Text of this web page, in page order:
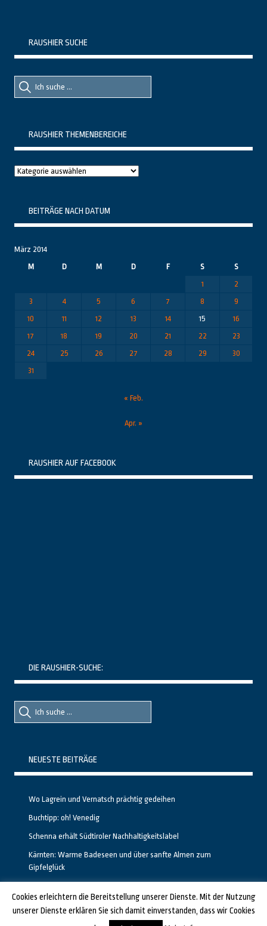
RAUSHIER SUCHE
Suche
nach::
Suche
nach:
RAUSHIER THEMENBEREICHE
Raushier
BEITRÄGE NACH DATUM
März 2014
M
D M D F S
S
1
2
3
4 5 6 7 8
9
10
11 12 13 14 15
16
17
18 19 20 21 22
23
24
25 26 27 28 29
30
31
« Feb.
Apr. »
RAUSHIER AUF FACEBOOK
DIE RAUSHIER-SUCHE:
Suche
nach::
Suche
nach:
NEUESTE BEITRÄGE
Wo Lagrein und Vernatsch prächtig gedeihen
Buchtipp: oh! Venedig
Schenna erhält Südtiroler Nachhaltigkeitslabel
Kärnten: Warme Badeseen und über sanfte Almen zum
Gipfelglück
GESTALTET UND PROGRAMMIERT VON ALBERTO & FRANZ BEI LUCID.BERLIN
Cookies erleichtern die Bereitstellung unserer Dienste. Mit der Nutzung
unserer Dienste erklären Sie sich damit einverstanden, dass wir Cookies